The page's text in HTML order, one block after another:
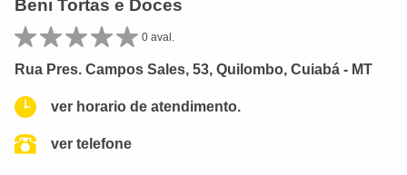
Beni Tortas e Doces
0 aval.
Rua Pres. Campos Sales, 53, Quilombo, Cuiabá - MT
ver horario de atendimento.
ver telefone